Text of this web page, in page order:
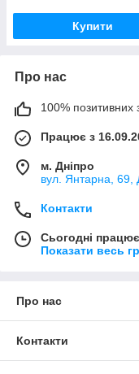
Купити
Про нас
100% позитивних з
Працює з
м. Дніпро
вул. Янтарна, 69,
Контакти
Сьогодні
Показати весь
Про нас
Контакти